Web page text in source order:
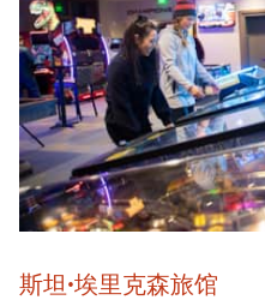
斯坦·埃里克森旅馆